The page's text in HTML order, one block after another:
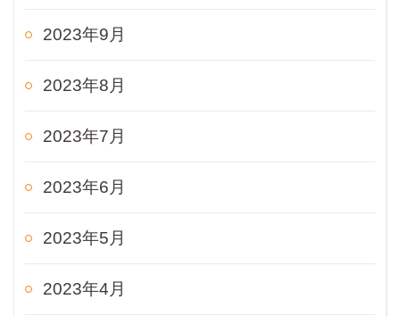
2023年9月
2023年8月
2023年7月
2023年6月
2023年5月
2023年4月